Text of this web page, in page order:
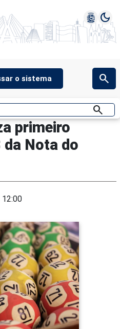
4
dark_mode
search
search
o sistema
primeiro
Nota do